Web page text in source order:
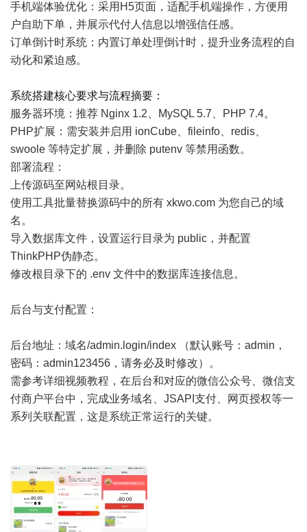
手机端体验优化：采用H5页面，适配手机端操作，方便用
户自助下单，并展示代付人信息以增强信任感。
订单倒计时系统：内置订单处理倒计时，提升业务流程的自
动化和紧迫感。
系统搭建核心要求与流程摘要：
服务器环境：推荐 Nginx 1.2、MySQL 5.7、PHP 7.4。
PHP扩展：需安装并启用 ionCube、fileinfo、redis、
swoole 等特定扩展，并删除 putenv 等禁用函数。
部署流程：
上传源码至网站根目录。
使用工具批量替换源码中的所有 xkwo.com 为您自己的域
名。
导入数据库文件，设置运行目录为 public，并配置
ThinkPHP伪静态。
修改根目录下的 .env 文件中的数据库连接信息。
后台与支付配置：
后台地址：域名/admin.login/index （默认账号：admin，
密码：admin123456，请务必及时修改）。
需参考详细视频教程，在后台和对应的微信公众号、微信支
付商户平台中，完成业务域名、JSAPI支付、网页授权等一
系列关联配置，这是系统正常运行的关键。